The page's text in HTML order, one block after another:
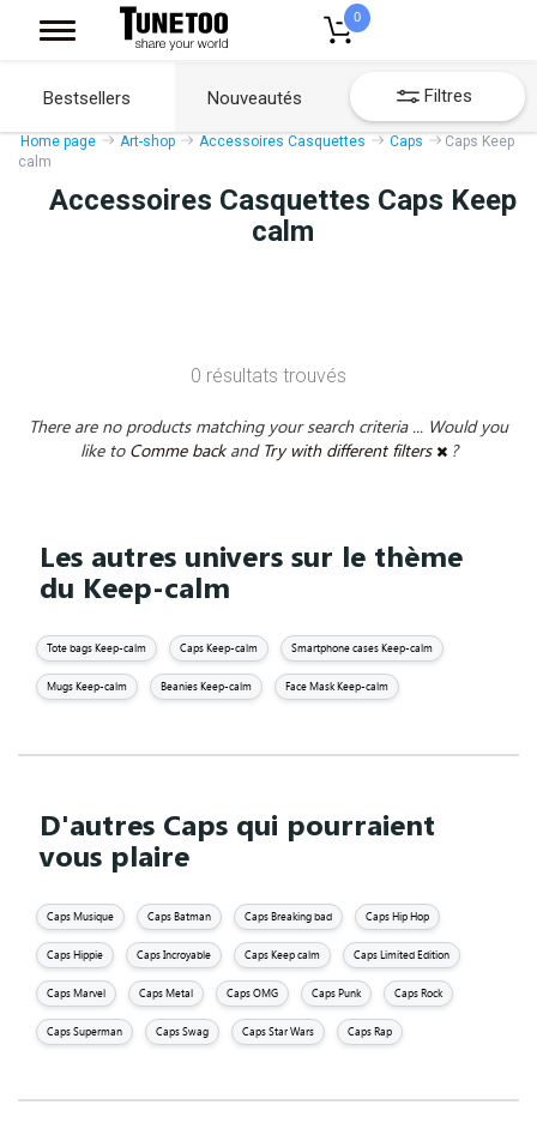
0
Bestsellers Nouveautés Filtres
Home page Art-shop Accessoires Casquettes Caps
Caps Keep
calm
Accessoires Casquettes Caps Keep
calm
0 résultats trouvés
There are no products matching your search criteria ... Would you
like to Comme back and Try with different filters ?
Les autres univers sur le thème
du Keep-calm
Tote bags Keep-calm Caps Keep-calm Smartphone cases Keep-calm
Mugs Keep-calm Beanies Keep-calm Face Mask Keep-calm
D'autres Caps qui pourraient
vous plaire
Caps Musique Caps Batman Caps Breaking bad Caps Hip Hop
Caps Hippie Caps Incroyable Caps Keep calm Caps Limited Edition
Caps Marvel Caps Metal Caps OMG Caps Punk Caps Rock
Caps Superman Caps Swag Caps Star Wars Caps Rap